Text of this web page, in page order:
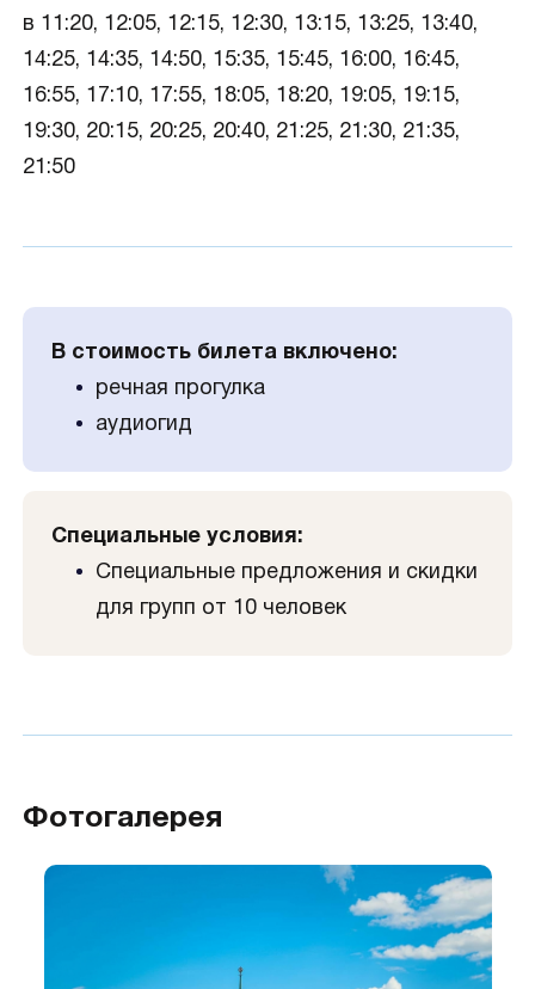
в 11:20, 12:05, 12:15, 12:30, 13:15, 13:25, 13:40,
14:25, 14:35, 14:50, 15:35, 15:45, 16:00, 16:45,
16:55, 17:10, 17:55, 18:05, 18:20, 19:05, 19:15,
19:30, 20:15, 20:25, 20:40, 21:25, 21:30, 21:35,
21:50
В стоимость билета включено:
речная прогулка
аудиогид
Специальные условия:
Специальные предложения и скидки
для групп от 10 человек
Фотогалерея